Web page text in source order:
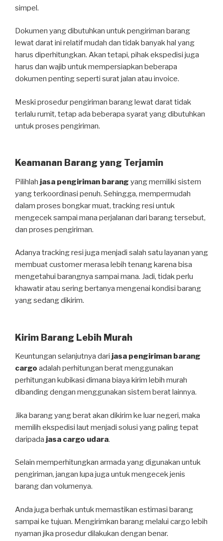
simpel.
Dokumen yang dibutuhkan untuk pengiriman barang
lewat darat ini relatif mudah dan tidak banyak hal yang
harus diperhitungkan. Akan tetapi, pihak ekspedisi juga
harus dan wajib untuk mempersiapkan beberapa
dokumen penting seperti surat jalan atau invoice.
Meski prosedur pengiriman barang lewat darat tidak
terlalu rumit, tetap ada beberapa syarat yang dibutuhkan
untuk proses pengiriman.
Keamanan Barang yang Terjamin
Pilihlah jasa pengiriman barang yang memiliki sistem
yang terkoordinasi penuh. Sehingga, mempermudah
dalam proses bongkar muat, tracking resi untuk
mengecek sampai mana perjalanan dari barang tersebut,
dan proses pengiriman.
Adanya tracking resi juga menjadi salah satu layanan yang
membuat customer merasa lebih tenang karena bisa
mengetahui barangnya sampai mana. Jadi, tidak perlu
khawatir atau sering bertanya mengenai kondisi barang
yang sedang dikirim.
Kirim Barang Lebih Murah
Keuntungan selanjutnya dari jasa pengiriman barang
cargo adalah perhitungan berat menggunakan
perhitungan kubikasi dimana biaya kirim lebih murah
dibanding dengan menggunakan sistem berat lainnya.
Jika barang yang berat akan dikirim ke luar negeri, maka
memilih ekspedisi laut menjadi solusi yang paling tepat
daripada jasa cargo udara.
Selain memperhitungkan armada yang digunakan untuk
pengiriman, jangan lupa juga untuk mengecek jenis
barang dan volumenya.
Anda juga berhak untuk memastikan estimasi barang
sampai ke tujuan. Mengirimkan barang melalui cargo lebih
nyaman jika prosedur dilakukan dengan benar.